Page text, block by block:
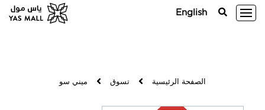
English
الصفحة الرئيسية تسوق ميني سو